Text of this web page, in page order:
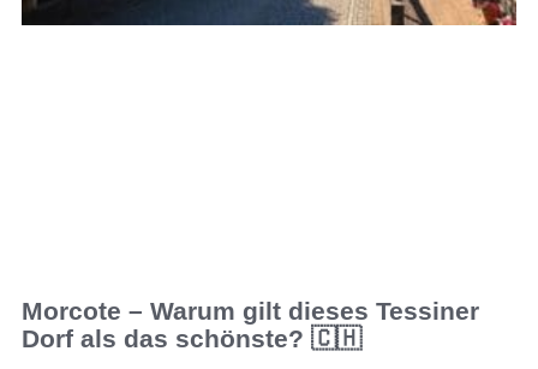
Morcote – Warum gilt dieses Tessiner
Dorf als das schönste? 🇨🇭